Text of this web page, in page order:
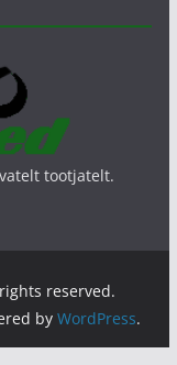
tootjatelt.
reserved.
by WordPress.